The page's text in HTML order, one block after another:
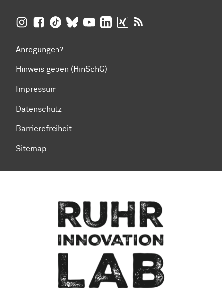
TU Dortmund auf Insta­gram
TU Dortmund auf Facebook
TU Dortmund auf TikTok
TU Dortmund auf BlueSky
TU Dortmund auf YouTube
TU Dortmund auf LinkedIn
TU Dortmund auf XING
Anregungen?
Hinweis geben (HinSchG)
Impressum
Datenschutz
Barrierefreiheit
Sitemap